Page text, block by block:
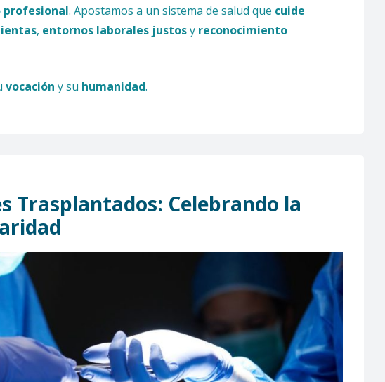
profesional. Apostamos a un sistema de salud que cuide
, entornos laborales justosy reconocimiento
vocación y su humanidad.
Trasplantados: Celebrando la